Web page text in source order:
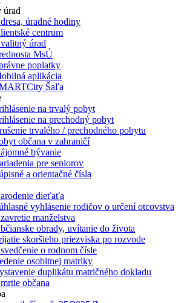
úrad
úradné hodiny
centrum
úrad
MsÚ
poplatky
aplikácia
Šaľa
na trvalý pobyt
na prechodný pobyt
trvalého / prechodného pobytu
občana v zahraničí
bývanie
pre seniorov
a orientačné čísla
dieťaťa
vyhlásenie rodičov o určení otcovstva
manželstva
obrady, uvítanie do života
skoršieho priezviska po rozvode
o rodnom čísle
osobitnej matriky
duplikátu matričného dokladu
občana